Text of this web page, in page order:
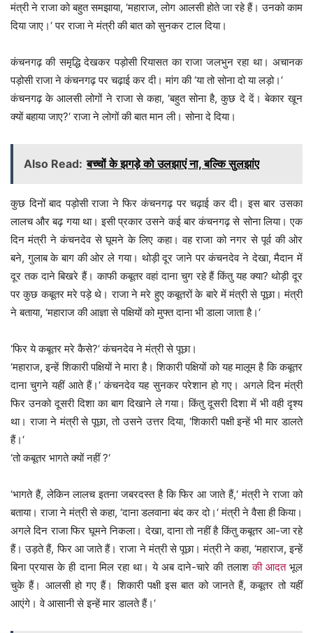
मंत्री ने राजा को बहुत समझाया, ‘महाराज, लोग आलसी होते जा रहे हैं। उनको काम
दिया जाए।‘ पर राजा ने मंत्री की बात को सुनकर टाल दिया।
कंचनगढ़ की समृद्धि देखकर पड़ोसी रियासत का राजा जलभुन रहा था। अचानक
पड़ोसी राजा ने कंचनगढ़ पर चढ़ाई कर दी। मांग की ‘या तो सोना दो या लड़ो।‘
कंचनगढ़ के आलसी लोगों ने राजा से कहा, ‘बहुत सोना है, कुछ दे दें। बेकार खून
क्यों बहाया जाए?‘ राजा ने लोगों की बात मान ली। सोना दे दिया।
Also Read: बच्चों के झगड़े को उलझाएं ना, बल्कि सुलझांए
कुछ दिनों बाद पड़ोसी राजा ने फिर कंचनगढ़ पर चढ़ाई कर दी। इस बार उसका
लालच और बढ़ गया था। इसी प्रकार उसने कई बार कंचनगढ़ से सोना लिया। एक
दिन मंत्री ने कंचनदेव से घूमने के लिए कहा। वह राजा को नगर से पूर्व की ओर
बने, गुलाब के बाग की ओर ले गया। थोड़ी दूर जाने पर कंचनदेव ने देखा, मैदान में
दूर तक दाने बिखरे हैं। काफी कबूतर वहां दाना चुग रहे हैं किंतु यह क्या? थोड़ी दूर
पर कुछ कबूतर मरे पड़े थे। राजा ने मरे हुए कबूतरों के बारे में मंत्री से पूछा। मंत्री
ने बताया, ‘महाराज की आज्ञा से पक्षियों को मुफ्त दाना भी डाला जाता है।‘
‘फिर ये कबूतर मरे कैसे?‘ कंचनदेव ने मंत्री से पूछा।
‘महाराज, इन्हें शिकारी पक्षियों ने मारा है। शिकारी पक्षियों को यह मालूम है कि कबूतर
दाना चुगने यहीं आते हैं।‘ कंचनदेव यह सुनकर परेशान हो गए। अगले दिन मंत्री
फिर उनको दूसरी दिशा का बाग दिखाने ले गया। किंतु दूसरी दिशा में भी वही दृश्य
था। राजा ने मंत्री से पूछा, तो उसने उत्तर दिया, ‘शिकारी पक्षी इन्हें भी मार डालते
हैं।‘
‘तो कबूतर भागते क्यों नहीं ?‘
‘भागते हैं, लेकिन लालच इतना जबरदस्त है कि फिर आ जाते हैं,‘ मंत्री ने राजा को
बताया। राजा ने मंत्री से कहा, ‘दाना डलवाना बंद कर दो।‘ मंत्री ने वैसा ही किया।
अगले दिन राजा फिर घूमने निकला। देखा, दाना तो नहीं है किंतु कबूतर आ-जा रहे
हैं। उड़ते हैं, फिर आ जाते हैं। राजा ने मंत्री से पूछा। मंत्री ने कहा, ‘महाराज, इन्हें
बिना प्रयास के ही दाना मिल रहा था। ये अब दाने-चारे की तलाशकी आदतभूल
चुके हैं। आलसी हो गए हैं। शिकारी पक्षी इस बात को जानते हैं, कबूतर तो यहीं
आएंगे। वे आसानी से इन्हें मार डालते हैं।‘